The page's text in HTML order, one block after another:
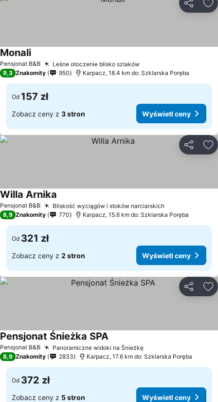
Pensjonat B&B Leśne otoczenie blisko szlaków
Monali
9,3 Znakomity 950 Karpacz, 18.4 km do: Szklarska Poręba
Od 157 zł
Zobacz ceny z 3 stron Wyświetl ceny
Pensjonat B&B Bliskość wyciągów i stoków narciarskich
Willa Arnika
8,9 Znakomity 770 Karpacz, 15.6 km do: Szklarska Poręba
Od 321 zł
Zobacz ceny z 2 stron Wyświetl ceny
Pensjonat B&B Panoramiczne widoki na Śnieżkę
Pensjonat Śnieżka SPA
8,9 Znakomity 2833 Karpacz, 17.6 km do: Szklarska Poręba
Od 372 zł
Zobacz ceny z 5 stron Wyświetl ceny